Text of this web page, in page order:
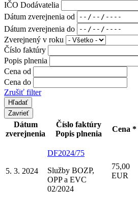
IČO Dodávatelia
Dátum zverejnenia od
Dátum zverejnenia do
Zverejnený v roku
Číslo faktúry
Popis plnenia
Cena od
Cena do
Zrušiť filter
Zavrieť
Dátum
zverejnenia
Číslo faktúry
Popis plnenia
Cena *
5. 3. 2024
DF2024/75
Služby BOZP,
OPP a EVC
02/2024
75,00
EUR